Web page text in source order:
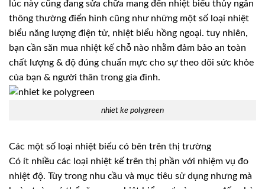
lúc này cũng đang sửa chữa mang đến nhiệt biểu thủy ngân
thông thường điển hình cũng như những một số loại nhiệt
biểu năng lượng điện tử, nhiệt biểu hồng ngoại. tuy nhiên,
bạn cần săn mua nhiệt kế chỗ nào nhằm đảm bảo an toàn
chất lượng & độ đúng chuẩn mực cho sự theo dõi sức khỏe
của bạn & người thân trong gia đình.
nhiet ke polygreen
Các một số loại nhiệt biểu có bên trên thị trường
Có ít nhiều các loại nhiệt kế trên thị phần với nhiệm vụ đo
nhiệt độ. Tùy trong nhu cầu và mục tiêu sử dụng nhưng mà